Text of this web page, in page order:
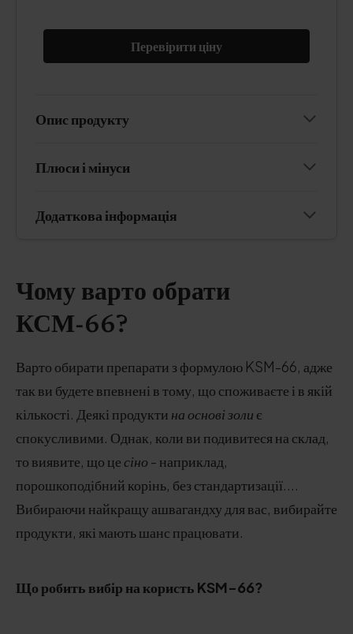
Перевірити ціну
Опис продукту
Плюси і мінуси
Додаткова інформація
Чому варто обрати
КСМ-66?
Варто обирати препарати з формулою KSM-66, адже
так ви будете впевнені в тому, що споживаєте і в якій
кількості. Деякі продукти на основі золи є
спокусливими. Однак, коли ви подивитеся на склад,
то виявите, що це сіно - наприклад,
порошкоподібний корінь, без стандартизації....
Вибираючи найкращу ашвагандху для вас, вибирайте
продукти, які мають шанс працювати.
Що робить вибір на користь KSM-66?